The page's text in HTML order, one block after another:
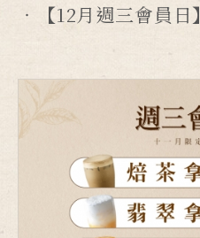
【12月週三會員日】